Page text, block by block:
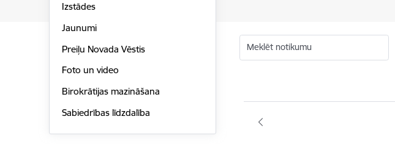
Izstādes
Jaunumi
Preiļu Novada Vēstis
Foto un video
Birokrātijas mazināšana
Sabiedrības līdzdalība
Meklēt notikumu